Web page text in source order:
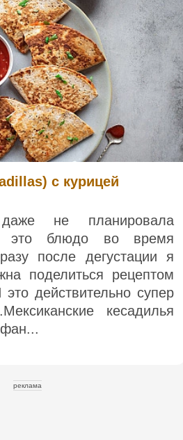
с курицей
не планировала
это блюдо во время
после дегустации я
поделиться рецептом
действительно супер
кесадилья
реклама